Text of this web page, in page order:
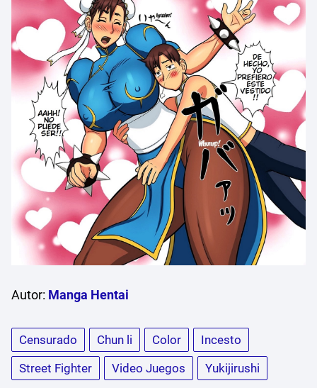
Autor: Manga Hentai
Censurado Chun li Color
Incesto
Street Fighter
Video Juegos Yukijirushi